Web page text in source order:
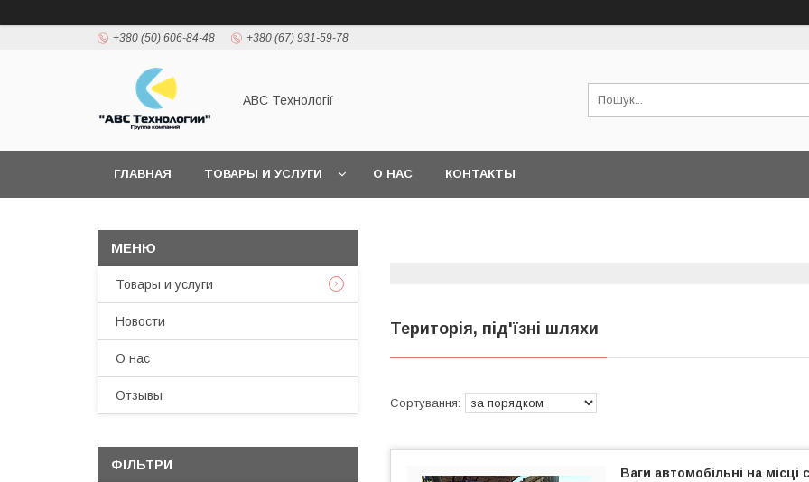
+380 (50) 606-84-48 +380 (67) 931-59-78
АВС Технології
ГЛАВНАЯ ТОВАРЫ И УСЛУГИ О НАС КОНТАКТЫ
Територія, під'їзні шляхи
Ваги автомобільні на місці
Товары и услуги
Новости
О нас
Отзывы
ФІЛЬТРИ